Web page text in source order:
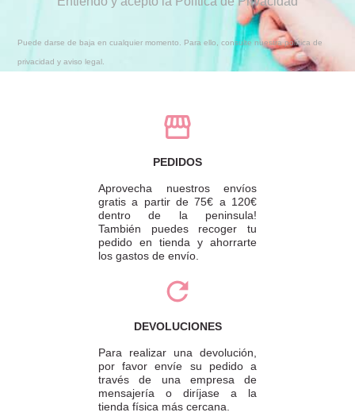
Puede darse de baja en cualquier momento. Para ello, consulte nuestra política de
privacidad y aviso legal.
PEDIDOS
Aprovecha nuestros envíos
gratis a partir de 75€ a 120€
dentro de la peninsula!
También puedes recoger tu
pedido en tienda y ahorrarte
los gastos de envío.
DEVOLUCIONES
Para realizar una devolución,
por favor envíe su pedido a
través de una empresa de
mensajería o diríjase a la
tienda física más cercana.